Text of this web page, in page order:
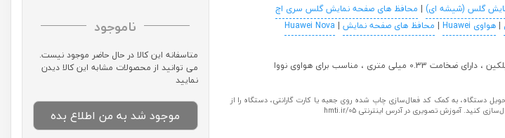
گلس (شیشه ای) | محافظ های صفحه نمایش گلس سری اچ
|هواوی Huawei | محافظ های صفحه نمایش |
Huawei Nova
متری ، مناسب برای هواوی نووا
دستگاه، به کمک کد فعال‌سازی چاپ شده روی جعبه یا کارت گارانتی، دستگاه را از
ناموجود
متاسفانه این کالا در حال حاضر موجود نیست.
می توانید از محصولات مشابه این کالا دیدن
نمایید
موجود شد به من اطلاع بده